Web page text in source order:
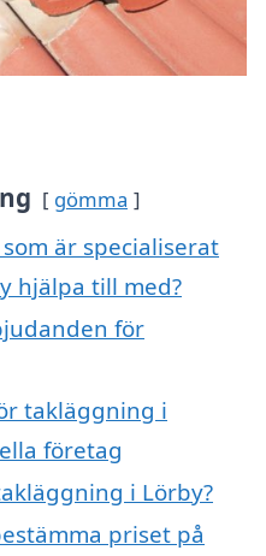
gömma
är specialiserat
hjälpa till med?
för
takläggning i
företag
i Lörby?
priset på